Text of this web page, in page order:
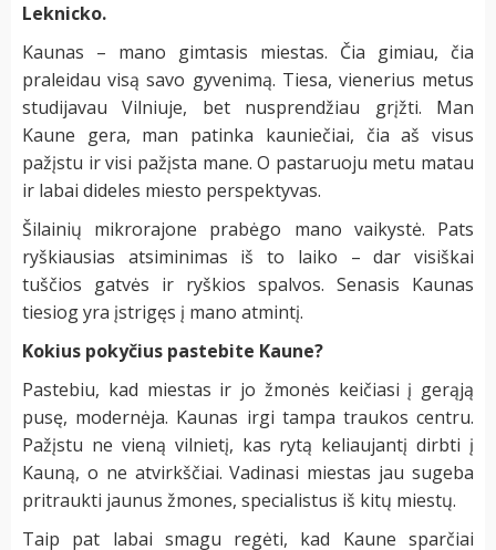
Leknicko.
Kaunas – mano gimtasis miestas. Čia gimiau, čia
praleidau visą savo gyvenimą. Tiesa, vienerius metus
studijavau Vilniuje, bet nusprendžiau grįžti. Man
Kaune gera, man patinka kauniečiai, čia aš visus
pažįstu ir visi pažįsta mane. O pastaruoju metu matau
ir labai dideles miesto perspektyvas.
Šilainių mikrorajone prabėgo mano vaikystė. Pats
ryškiausias atsiminimas iš to laiko – dar visiškai
tuščios gatvės ir ryškios spalvos. Senasis Kaunas
tiesiog yra įstrigęs į mano atmintį.
Kokius pokyčius pastebite Kaune?
Pastebiu, kad miestas ir jo žmonės keičiasi į gerąją
pusę, modernėja. Kaunas irgi tampa traukos centru.
Pažįstu ne vieną vilnietį, kas rytą keliaujantį dirbti į
Kauną, o ne atvirkščiai. Vadinasi miestas jau sugeba
pritraukti jaunus žmones, specialistus iš kitų miestų.
Taip pat labai smagu regėti, kad Kaune sparčiai